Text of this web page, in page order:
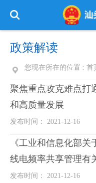
政策解读
您现在所在的位置 : 首
聚焦重点攻克难点打
和高质量发展
发布时间： 2021-12-16
《工业和信息化部
线电频率共享管理有
发布时间： 2021-12-16